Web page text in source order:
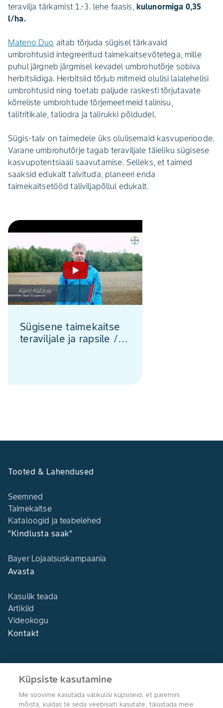
teravilja tärkamist 1.-3. lehe faasis, kulunormiga 0,35
l/ha.
Mateno Duo aitab tõrjuda sügisel tärkavaid
umbrohtusid integreeritud taimekaitsevõtetega, mille
puhul järgneb järgmisel kevadel umbrohutõrje sobiva
herbitsiidiga. Herbitsiid tõrjub mitmeid olulisi laialehelisi
umbrohtusid ning toetab paljude raskesti tõrjutavate
kõrreliste umbrohtude tõrjemeetmeid talinisu,
talitritikale, taliodra ja talirukki põldudel.
Sügis-talv on taimedele üks olulisemaid kasvuperioode.
Varane umbrohutõrje tagab teraviljale täieliku sügisese
kasvupotentsiaali saavutamise. Selleks, et taimed
saaksid edukalt talvituda, planeeri enda
taimekaitsetööd taliviljapõllul edukalt.
Sügisene taimekaitse
teraviljale ja rapsile //
Tooted & Lahendused
Seemned
Taimekaitse
Kataloogid ja teabelehed
”Kindlusta saak”
Bayer Lojaalsuskampaania
Avasta
Kasulik teada
Artiklid
Videokogu
Kontakt
Agro Bayer
Küpsiste kasutamine
Me soovime kasutada valikulisi küpsiseid, et paremini
mõista, kuidas te seda veebisaiti kasutate, täiustada meie